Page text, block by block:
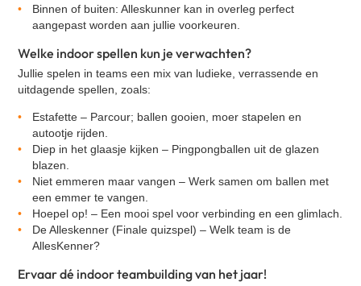
Poker workshop
Binnen of buiten: Alleskunner kan in overleg perfect
aangepast worden aan jullie voorkeuren.
Welke indoor spellen kun je verwachten?
Jullie spelen in teams een mix van ludieke, verrassende en
uitdagende spellen, zoals:
Estafette – Parcour; ballen gooien, moer stapelen en
autootje rijden.
Diep in het glaasje kijken – Pingpongballen uit de glazen
blazen.
Niet emmeren maar vangen – Werk samen om ballen met
een emmer te vangen.
Hoepel op! – Een mooi spel voor verbinding en een glimlach.
De Alleskenner (Finale quizspel) – Welk team is de
AllesKenner?
Ervaar dé indoor teambuilding van het jaar!